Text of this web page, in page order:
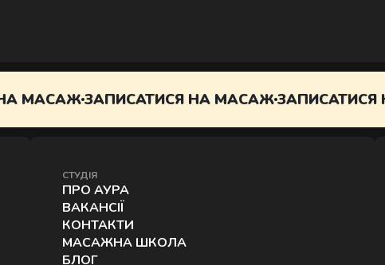
ЗАПИСАТИСЯ НА МАСАЖЗАПИСАТИСЯ НА МАСАЖ
СТУДІЯ
ПРО АУРА
ВАКАНСІЇ
КОНТАКТИ
МАСАЖНА ШКОЛА
БЛОГ